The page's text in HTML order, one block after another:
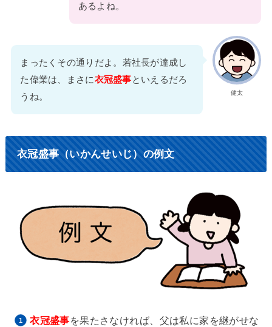
あるよね。
健太
まったくその通りだよ。若社長が達成し
た偉業は、まさに衣冠盛事といえるだろ
うね。
衣冠盛事（いかんせいじ）の例文
衣冠盛事を果たさなければ、父は私に家を継がせな